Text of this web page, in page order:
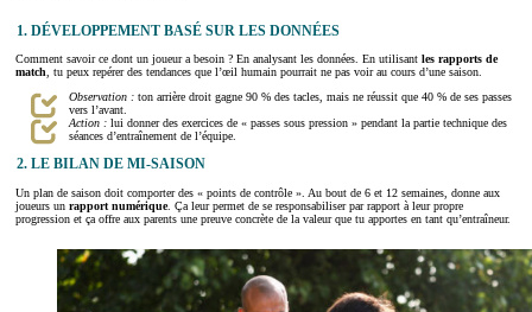
1. DÉVELOPPEMENT BASÉ SUR LES DONNÉES
Comment savoir ce dont un joueur a besoin ? En analysant les données. En utilisant les rapports de
match, tu peux repérer des tendances que l’œil humain pourrait ne pas voir au cours d’une saison.
Observation : ton arrière droit gagne 90 % des tacles, mais ne réussit que 40 % de ses passes
vers l’avant.
Action : lui donner des exercices de « passes sous pression » pendant la partie technique des
séances d’entraînement de l’équipe.
2. LE BILAN DE MI-SAISON
Un plan de saison doit comporter des « points de contrôle ». Au bout de 6 et 12 semaines, donne aux
joueurs un rapport numérique. Ça leur permet de se responsabiliser par rapport à leur propre
progression et ça offre aux parents une preuve concrète de la valeur que tu apportes en tant qu’entraîneur.